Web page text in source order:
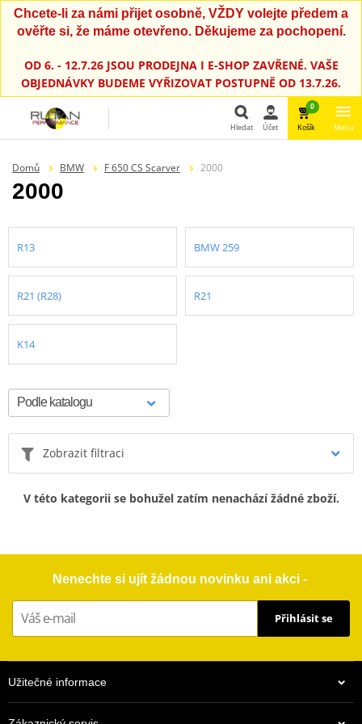
Chcete-li za námi přijet osobně, VŽDY volejte předem a
ověřte si, že máme otevřeno. Děkujeme za pochopení.
OD 6. - 12.7.26 JSOU PRODEJNA I E-SHOP ZAVŘENÉ. VAŠE
OBJEDNÁVKY BUDEME VYŘIZOVAT POSTUPNĚ OD 13.7.26.
Hledat Účet
0
Košík Menu
Domů BMW F 650 CS Scarver 2000
2000
R13 BMW 259
R21 (R28) R21
K14
Zobrazit filtraci
V této kategorii se bohužel zatím nenachází žádné zboží.
Nenechte si ujít žádnou novinku ani akci -
Přihlásit se
Užitečné informace